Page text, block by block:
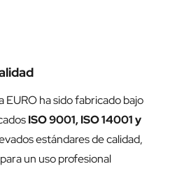
ha sido fabricado bajo
ISO 9001, ISO 14001 y
estándares de calidad,
un uso profesional